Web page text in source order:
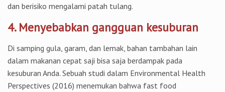
dan berisiko mengalami patah tulang.
4. Menyebabkan gangguan kesuburan
Di samping gula, garam, dan lemak, bahan tambahan lain
dalam makanan cepat saji bisa saja berdampak pada
kesuburan Anda. Sebuah studi dalam Environmental Health
Perspectives (2016) menemukan bahwa fast food